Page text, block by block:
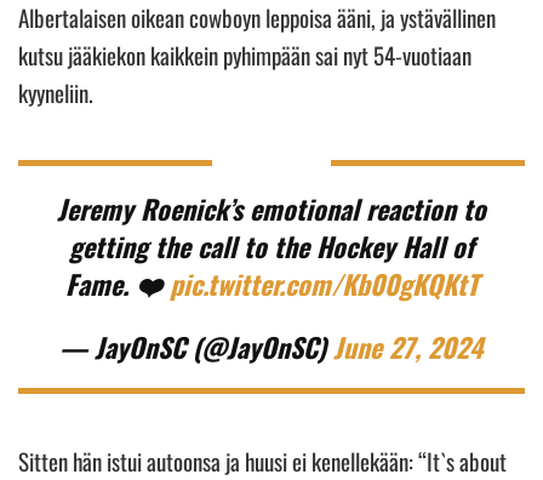
Albertalaisen oikean cowboyn leppoisa ääni, ja ystävällinen
kutsu jääkiekon kaikkein pyhimpään sai nyt 54-vuotiaan
kyyneliin.
Jeremy Roenick’s emotional reaction to
getting the call to the Hockey Hall of
Fame. ❤️pic.twitter.com/Kb00gKQKtT
— JayOnSC (@JayOnSC)June 27, 2024
Sitten hän istui autoonsa ja huusi ei kenellekään: “It`s about